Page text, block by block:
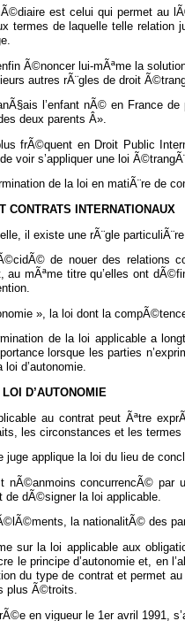
est celui qui permet au
termes de laquelle telle relation
Ã©noncer lui-mÃªme la
autres rÃ¨gles de droit
l’enfant nÃ© en France
deux parents Â».
frÃ©quent en Droit Public
voir s’appliquer une loi
de la loi en matiÃ¨re de
CONTRATS INTERNATIONAUX
il existe une rÃ¨gle
de nouer des relations
au mÃªme titre qu’elles ont
», la loi dont la
de la loi applicable a
lorsque les parties
d’autonomie.
D’AUTONOMIE
au contrat peut Ãªtre
les circonstances et les termes
applique la loi du lieu de
nÃ©anmoins concurrencÃ©
de dÃ©signer la loi applicable.
la nationalitÃ© des
sur la loi applicable aux
le principe d’autonomie et, en
du type de contrat et permet
plus Ã©troits.
en vigueur le 1er avril 1991,